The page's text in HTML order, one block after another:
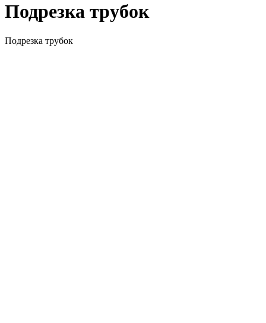
Подрезка трубок
Подрезка трубок